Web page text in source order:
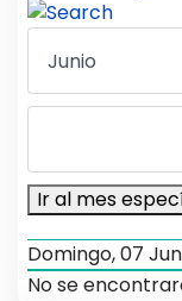
Ir al mes
Domingo, 07
No se